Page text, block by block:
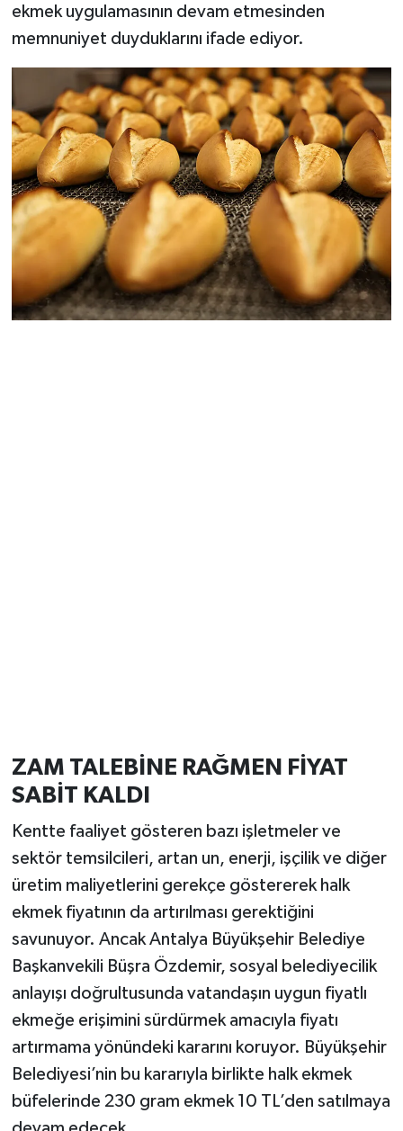
ekmek uygulamasının devam etmesinden
memnuniyet duyduklarını ifade ediyor.
ZAM TALEBİNE RAĞMEN FİYAT
SABİT KALDI
Kentte faaliyet gösteren bazı işletmeler ve
sektör temsilcileri, artan un, enerji, işçilik ve diğer
üretim maliyetlerini gerekçe göstererek halk
ekmek fiyatının da artırılması gerektiğini
savunuyor. Ancak Antalya Büyükşehir Belediye
Başkanvekili Büşra Özdemir, sosyal belediyecilik
anlayışı doğrultusunda vatandaşın uygun fiyatlı
ekmeğe erişimini sürdürmek amacıyla fiyatı
artırmama yönündeki kararını koruyor. Büyükşehir
Belediyesi’nin bu kararıyla birlikte halk ekmek
büfelerinde 230 gram ekmek 10 TL’den satılmaya